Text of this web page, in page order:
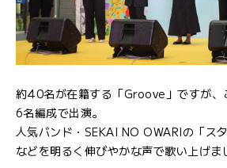
約40名が在籍する「Groove」ですが、
6名編成で出演。
人気バンド・SEKAI NO OWARIの「ス
などを明るく伸びやかな声で歌い上げま